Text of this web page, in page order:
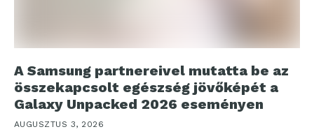
A Samsung partnereivel mutatta be az
összekapcsolt egészség jövőképét a
Galaxy Unpacked 2026 eseményen
AUGUSZTUS 3, 2026